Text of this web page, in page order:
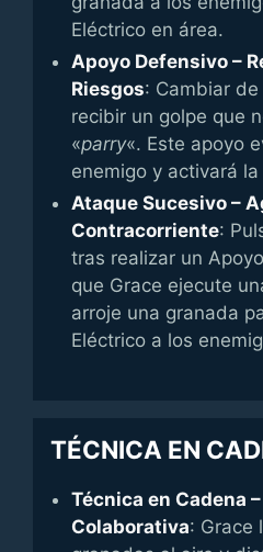
Eléctrico en área.
Apoyo Defensivo –
Riesgos: Cambiar
recibir un golpe que
«parry«. Este apoyo
enemigo y activará
Ataque Sucesivo –
Contracorriente:
tras realizar un
que Grace ejecute
arroje una granada
Eléctrico a los
TÉCNICA EN
Técnica en Cadena
Colaborativa: Grace